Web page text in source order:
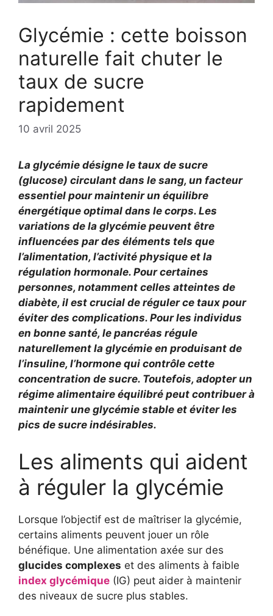
Glycémie : cette boisson
naturelle fait chuter le
taux de sucre
rapidement
10 avril 2025
La glycémie désigne le taux de sucre
(glucose) circulant dans le sang, un facteur
essentiel pour maintenir un équilibre
énergétique optimal dans le corps. Les
variations de la glycémie peuvent être
influencées par des éléments tels que
l’alimentation, l’activité physique et la
régulation hormonale. Pour certaines
personnes, notamment celles atteintes de
diabète, il est crucial de réguler ce taux pour
éviter des complications. Pour les individus
en bonne santé, le pancréas régule
naturellement la glycémie en produisant de
l’insuline, l’hormone qui contrôle cette
concentration de sucre. Toutefois, adopter un
régime alimentaire équilibré peut contribuer à
maintenir une glycémie stable et éviter les
pics de sucre indésirables.
Les aliments qui aident
à réguler la glycémie
Lorsque l’objectif est de maîtriser la glycémie,
certains aliments peuvent jouer un rôle
bénéfique. Une alimentation axée sur des
glucides complexes et des aliments à faible
index glycémique (IG) peut aider à maintenir
des niveaux de sucre plus stables.